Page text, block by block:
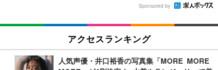
Sponsored by
アクセスランキング
人気声優・井口裕香の写真集「MORE MORE